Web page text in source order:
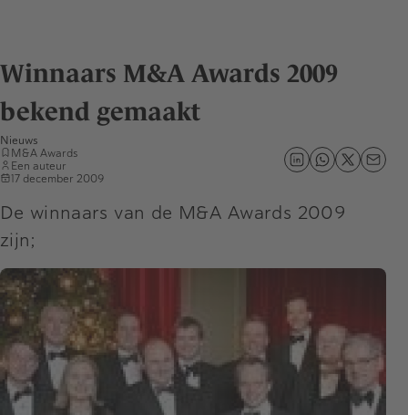
Winnaars M&A Awards 2009
bekend gemaakt
Nieuws
M&A Awards
Een auteur
17 december 2009
De winnaars van de M&A Awards 2009
zijn;